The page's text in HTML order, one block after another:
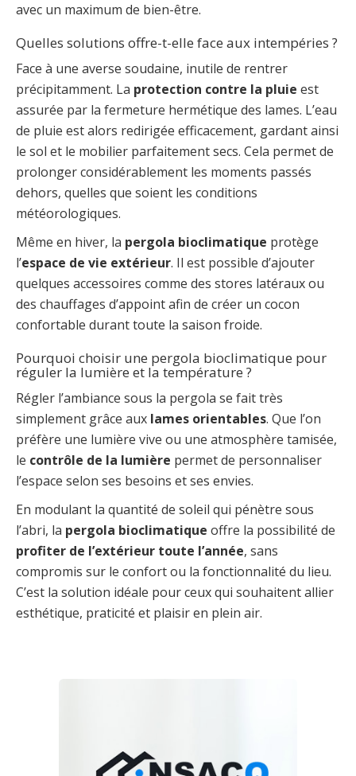
avec un maximum de bien-être.
Quelles solutions offre-t-elle face aux intempéries ?
Face à une averse soudaine, inutile de rentrer
précipitamment. La protection contre la pluie est
assurée par la fermeture hermétique des lames. L’eau
de pluie est alors redirigée efficacement, gardant ainsi
le sol et le mobilier parfaitement secs. Cela permet de
prolonger considérablement les moments passés
dehors, quelles que soient les conditions
météorologiques.
Même en hiver, la pergola bioclimatique protège
l’espace de vie extérieur. Il est possible d’ajouter
quelques accessoires comme des stores latéraux ou
des chauffages d’appoint afin de créer un cocon
confortable durant toute la saison froide.
Pourquoi choisir une pergola bioclimatique pour
réguler la lumière et la température ?
Régler l’ambiance sous la pergola se fait très
simplement grâce aux lames orientables. Que l’on
préfère une lumière vive ou une atmosphère tamisée,
le contrôle de la lumière permet de personnaliser
l’espace selon ses besoins et ses envies.
En modulant la quantité de soleil qui pénètre sous
l’abri, la pergola bioclimatique offre la possibilité de
profiter de l’extérieur toute l’année, sans
compromis sur le confort ou la fonctionnalité du lieu.
C’est la solution idéale pour ceux qui souhaitent allier
esthétique, praticité et plaisir en plein air.